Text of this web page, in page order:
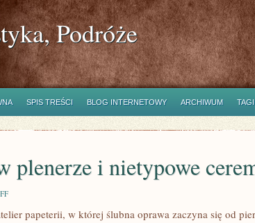
Podróże
SPIS TREŚCI BLOG INTERNETOWY ARCHIWUM TAGI
plenerze i nietypowe
ON
W
papeterii, w której ślubna oprawa zaczyna się od